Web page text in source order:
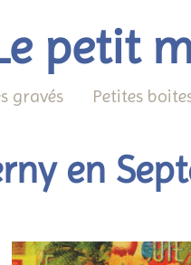
petit
gravés Petites
en